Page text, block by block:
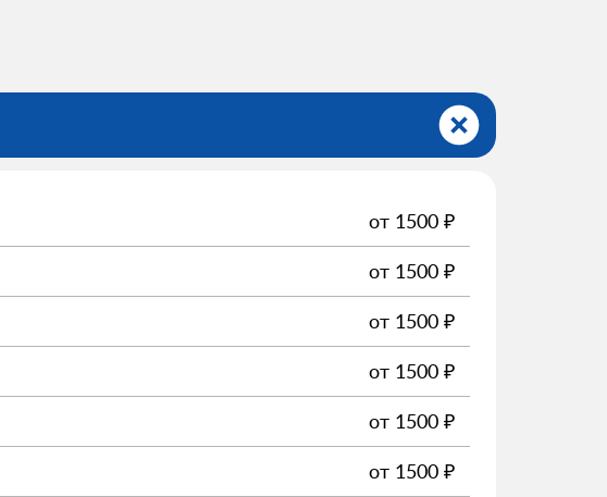
от 1500 ₽
от 1500 ₽
от 1500 ₽
от 1500 ₽
от 1500 ₽
от 1500 ₽